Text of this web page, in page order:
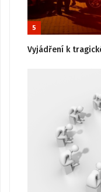
5
Vyjádření k